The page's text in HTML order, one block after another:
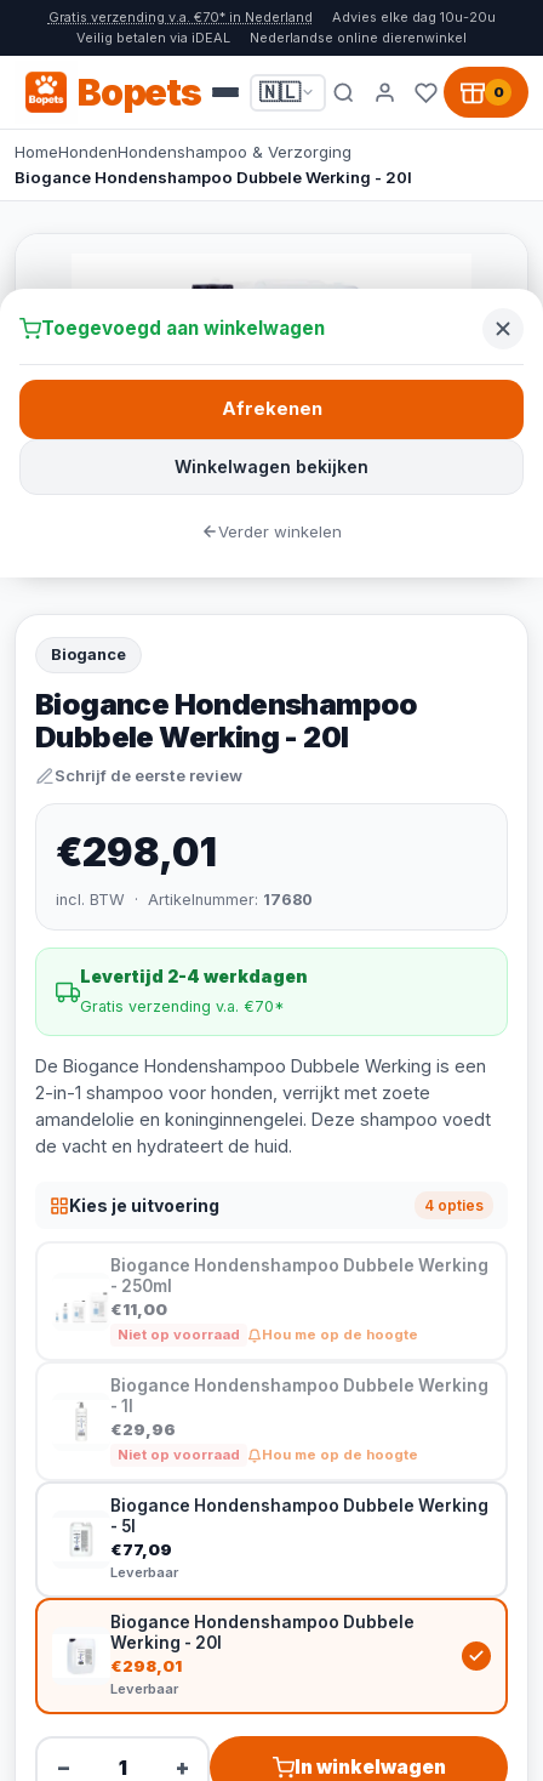
Gratis verzending v.a. €70* in Nederland
Advies elke dag 10u-20u
Veilig betalen via iDEAL
Nederlandse online dierenwinkel
Bopets 🇳🇱 0
HomeHondenHondenshampoo & Verzorging
Biogance Hondenshampoo Dubbele Werking - 20l
Biogance
Biogance Hondenshampoo
Dubbele Werking - 20l
Schrijf de eerste review
€298,01
incl. BTW · Artikelnummer: 17680
Levertijd 2-4 werkdagen
Gratis verzending v.a. €70*
De Biogance Hondenshampoo Dubbele Werking is een
2-in-1 shampoo voor honden, verrijkt met zoete
amandelolie en koninginnengelei. Deze shampoo voedt
de vacht en hydrateert de huid.
Kies je uitvoering 4 opties
Biogance Hondenshampoo Dubbele Werking
- 250ml
€11,00
Niet op voorraad Hou me op de hoogte
Biogance Hondenshampoo Dubbele Werking
- 1l
€29,96
Niet op voorraad Hou me op de hoogte
Biogance Hondenshampoo Dubbele Werking
- 5l
€77,09
Leverbaar
Biogance Hondenshampoo Dubbele
Werking - 20l
€298,01
Leverbaar
− + In winkelwagen
Toegevoegd aan winkelwagen
Winkelwagen bekijken
Afrekenen
Verder winkelen